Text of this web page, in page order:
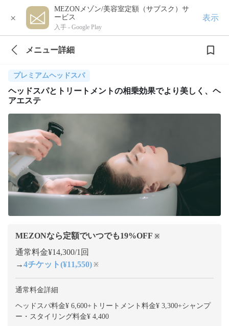
×
MEZONメゾン/美容室定額（サブスク）サ
ービス
入手 - Google Play
表示
メニュー詳細
プレミアムヘッドスパ
ヘッドスパとトリートメントの相乗効果でより美しく、ヘ
アエステ
MEZONなら定額でいつでも19%OFF ※
通常料金¥14,300/1回
→4チケット(¥11,550) ※
通常料金詳細
ヘッドスパ料金¥ 6,600+ トリートメント料金¥ 3,300+シャンプ
ー・スタイリング料金¥ 4,400